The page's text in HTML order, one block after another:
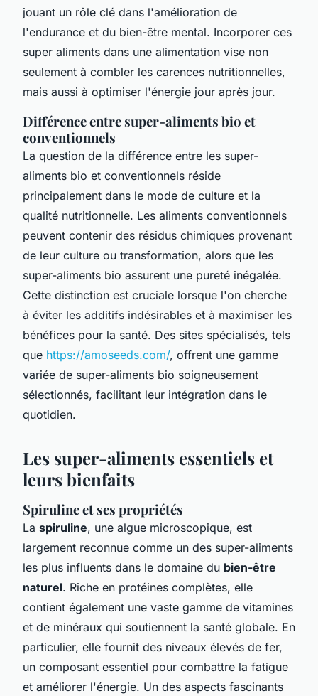
jouant un rôle clé dans l'amélioration de
l'endurance et du bien-être mental. Incorporer ces
super aliments dans une alimentation vise non
seulement à combler les carences nutritionnelles,
mais aussi à optimiser l'énergie jour après jour.
Différence entre super-aliments bio et
conventionnels
La question de la différence entre les super-
aliments bio et conventionnels réside
principalement dans le mode de culture et la
qualité nutritionnelle. Les aliments conventionnels
peuvent contenir des résidus chimiques provenant
de leur culture ou transformation, alors que les
super-aliments bio assurent une pureté inégalée.
Cette distinction est cruciale lorsque l'on cherche
à éviter les additifs indésirables et à maximiser les
bénéfices pour la santé. Des sites spécialisés, tels
que https://amoseeds.com/, offrent une gamme
variée de super-aliments bio soigneusement
sélectionnés, facilitant leur intégration dans le
quotidien.
Les super-aliments essentiels et
leurs bienfaits
Spiruline et ses propriétés
La spiruline, une algue microscopique, est
largement reconnue comme un des super-aliments
les plus influents dans le domaine du bien-être
naturel. Riche en protéines complètes, elle
contient également une vaste gamme de vitamines
et de minéraux qui soutiennent la santé globale. En
particulier, elle fournit des niveaux élevés de fer,
un composant essentiel pour combattre la fatigue
et améliorer l'énergie. Un des aspects fascinants